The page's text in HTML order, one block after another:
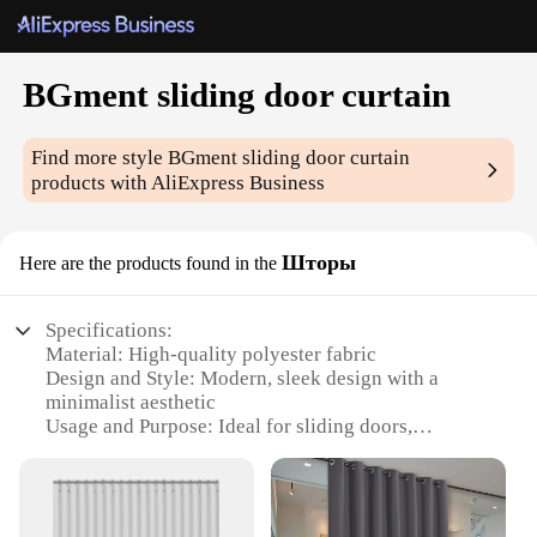
BGment sliding door curtain
Find more styleBGment sliding door curtain
products with AliExpress Business
Here are the products found in the Шторы
Specifications:
Material: High-quality polyester fabric
Design and Style: Modern, sleek design with a
minimalist aesthetic
Usage and Purpose: Ideal for sliding doors,
Performance and Property: Durable, easy to clean,
and resistant to fading
Shape or Size or Weight or Quantity: Available in